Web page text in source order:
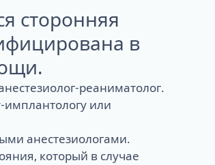
за бренд
систем имплантов, с
мы работаем
(Швейцария)
Швейцария)
Корея)
моделирование
сторонняя
в
реаниматолог.
имплантологу или
анестезиологами.
который в случае